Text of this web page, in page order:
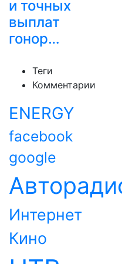
и точных
выплат
гонор…
Теги
Комментарии
ENERGY
facebook
google
Интернет
Кино